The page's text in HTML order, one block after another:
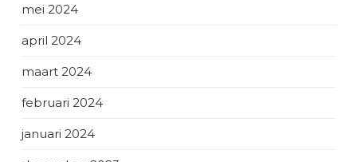
mei 2024
april 2024
maart 2024
februari 2024
januari 2024